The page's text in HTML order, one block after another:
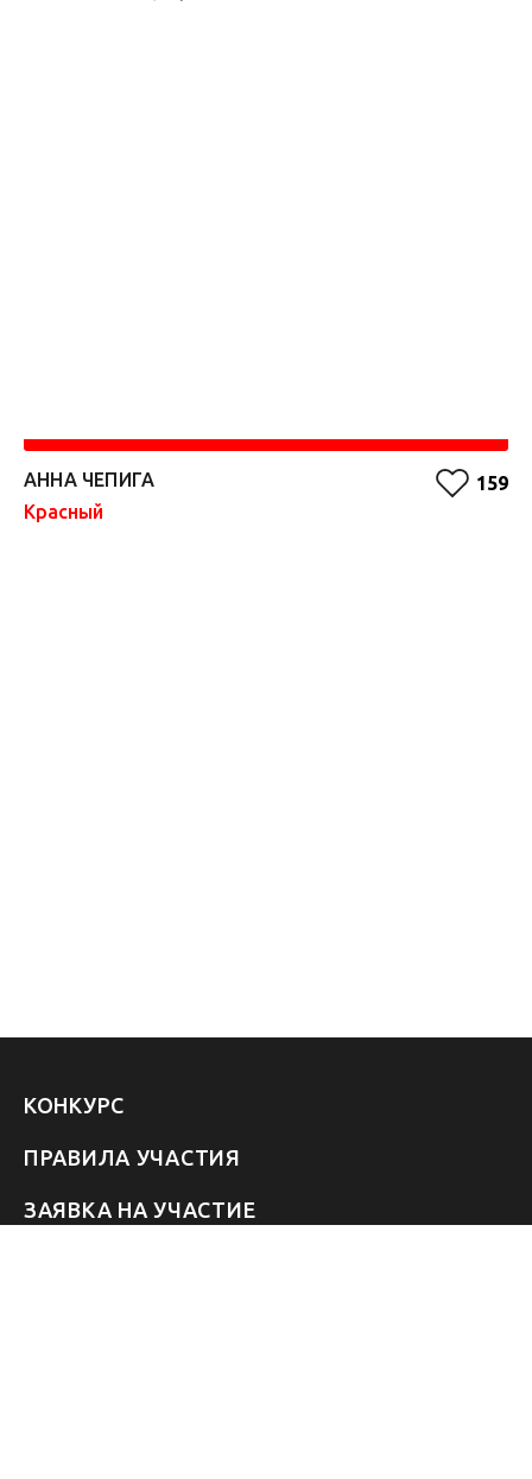
АННА ЧЕПИГА
159
Красный
КОНКУРС
ПРАВИЛА УЧАСТИЯ
ЗАЯВКА НА УЧАСТИЕ